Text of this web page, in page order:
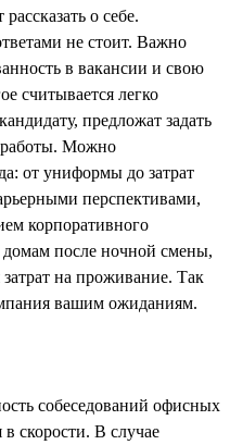
о себе.
не стоит. Важно
в вакансии и свою
считывается легко
предложат задать
работы. Можно
от униформы до затрат
перспективами,
корпоративного
домам после ночной смены,
на проживание. Так
вашим ожиданиям.
собеседований офисных
скорости. В случае